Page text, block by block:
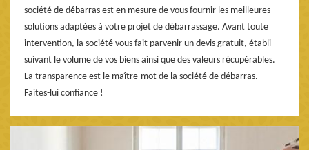
société de débarras est en mesure de vous fournir les meilleures
solutions adaptées à votre projet de débarrassage. Avant toute
intervention, la société vous fait parvenir un devis gratuit, établi
suivant le volume de vos biens ainsi que des valeurs récupérables.
La transparence est le maître-mot de la société de débarras.
Faites-lui confiance !